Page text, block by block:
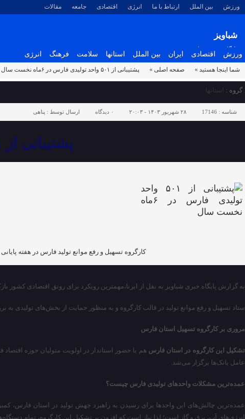
ورزش بین الملل ارتباط با ما انرژی اقتصادی جامعه مقالات
شباویز
پایگاه خبری شباویز
ورزش اقتصادی ایران بین الملل استانها سلامت فرهنگ انرژی
شما اینجا هستید » صفحه اصلی » پشتیبانی از ۵۰۱ واحد تولیدی فارس در ۶ماه نخست سال
گروه : استانها
شناسه : 17146 ۲۸ شهریور ۱۴۰۳ - ۲۰:۰۳ ۰ دیدگاه ارسال توسط : پناهی
پشتیبانی از ۵۰۱ واحد تولیدی فارس در ۶ماه نخست سال
کارگروه تسهیل و رفع موانع تولید فارس در هفته پایانی تابستان یعنی ۲۷شهریورماه با بررسی چالش ۲۲ بنگاه اقتصادی برگزار شد و با این اقدام تعداد واحدهای
به گزارش پایگاه خبری شباویز به نقل از ایرنا،مهمترین رویکرد برای رونق اقتصادی
ستاد تسهیل و رفع موانع تولید در قالب کارگروه و به منظور حمایت از بخش‌های تولیدی به
مروری بر کارگروه تسهیل استان فارس
تشکیل این کارگروه در استان فارس هم با حضور استاندار در اولویت متولیان حوزه
عامل بانک‌ها برگزار می‌شد.
عمده‌ترین مشکلات واحدهای تولیدی فارس چیست؟
عمده‌ترین چالش‌های این واحدها برای رسیدن به راهبرد جهش تولید در استان فارس،
انرژی‌های آب، برق و گاز است؛ لذا نیاز است که افزون بر تشکیل این کارگروه، تمام